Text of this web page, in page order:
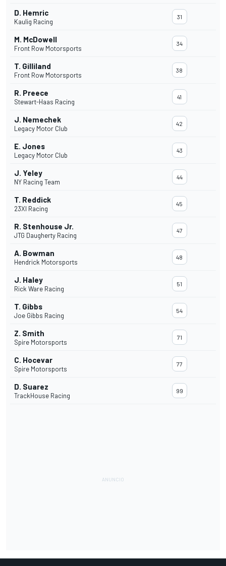
D. Hemric
Kaulig Racing
31
M. McDowell
Front Row Motorsports
34
T. Gilliland
Front Row Motorsports
38
R. Preece
Stewart-Haas Racing
41
J. Nemechek
Legacy Motor Club
42
E. Jones
Legacy Motor Club
43
J. Yeley
NY Racing Team
44
T. Reddick
23XI Racing
45
R. Stenhouse Jr.
JTG Daugherty Racing
47
A. Bowman
Hendrick Motorsports
48
J. Haley
Rick Ware Racing
51
T. Gibbs
Joe Gibbs Racing
54
Z. Smith
Spire Motorsports
71
C. Hocevar
Spire Motorsports
77
D. Suarez
TrackHouse Racing
99